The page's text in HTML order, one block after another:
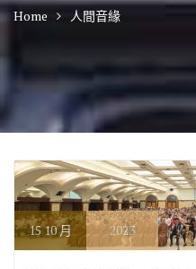
Home 人間音緣
1510 月 2023